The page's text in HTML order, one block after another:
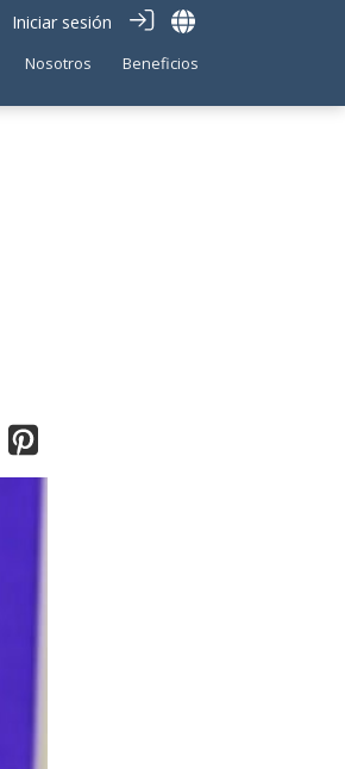
Iniciar sesión
Nosotros Beneficios